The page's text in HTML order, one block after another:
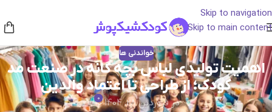
Skip to navigation
Skip to main content
خواندنی ها
اهمیت تولیدی لباس بچه‌ گانه در صنعت مد
کودک؛ از طراحی تا اعتماد والدین
در فروردین 28, 1404 0